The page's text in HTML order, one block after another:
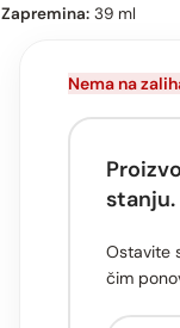
Zapremina: 39 ml
Nema na
stanju.
Ostavite
čim